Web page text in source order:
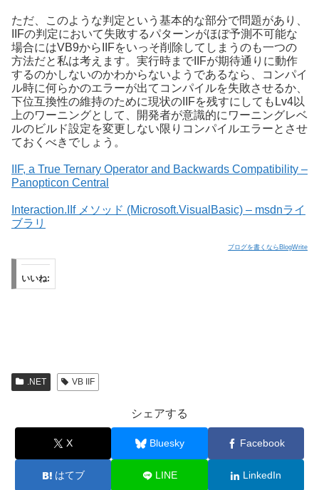
ただ、このような判定という基本的な部分で問題があり、
IIFの判定において失敗するパターンがほぼ予測不可能な
場合にはVB9からIIFをいっそ削除してしまうのも一つの
方法だと私は考えます。実行時までIIFが期待通りに動作
するのかしないのかわからないようであるなら、コンパイ
ル時に何らかのエラーが出てコンパイルを失敗させるか、
下位互換性の維持のために現状のIIFを残すにしてもLv4以
上のワーニングとして、開発者が意識的にワーニングレベ
ルのビルド設定を変更しない限りコンパイルエラーとさせ
ておくべきでしょう。
IIF, a True Ternary Operator and Backwards Compatibility –
Panopticon Central
Interaction.IIf メソッド (Microsoft.VisualBasic) – msdnライ
ブラリ
ブログを書くならBlogWrite
いいね:
.NET VB IIF
シェアする
X Bluesky Facebook
はてブ LINE LinkedIn